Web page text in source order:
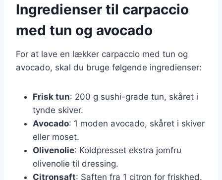
Ingredienser til carpaccio
med tun og avocado
For at lave en lækker carpaccio med tun og
avocado, skal du bruge følgende ingredienser:
Frisk tun: 200 g sushi-grade tun, skåret i
tynde skiver.
Avocado: 1 moden avocado, skåret i skiver
eller moset.
Olivenolie: Koldpresset ekstra jomfru
olivenolie til dressing.
Citronsaft: Saften fra 1 citron for friskhed.